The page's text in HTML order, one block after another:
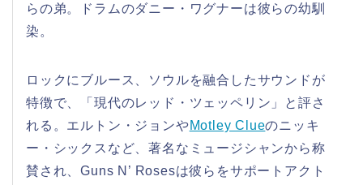
らの弟。ドラムのダニー・ワグナーは彼らの幼馴
染。
ロックにブルース、ソウルを融合したサウンドが
特徴で、「現代のレッド・ツェッペリン」と評さ
れる。エルトン・ジョンやMotley Clueのニッキ
ー・シックスなど、著名なミュージシャンから称
賛され、Guns N’ Rosesは彼らをサポートアクト